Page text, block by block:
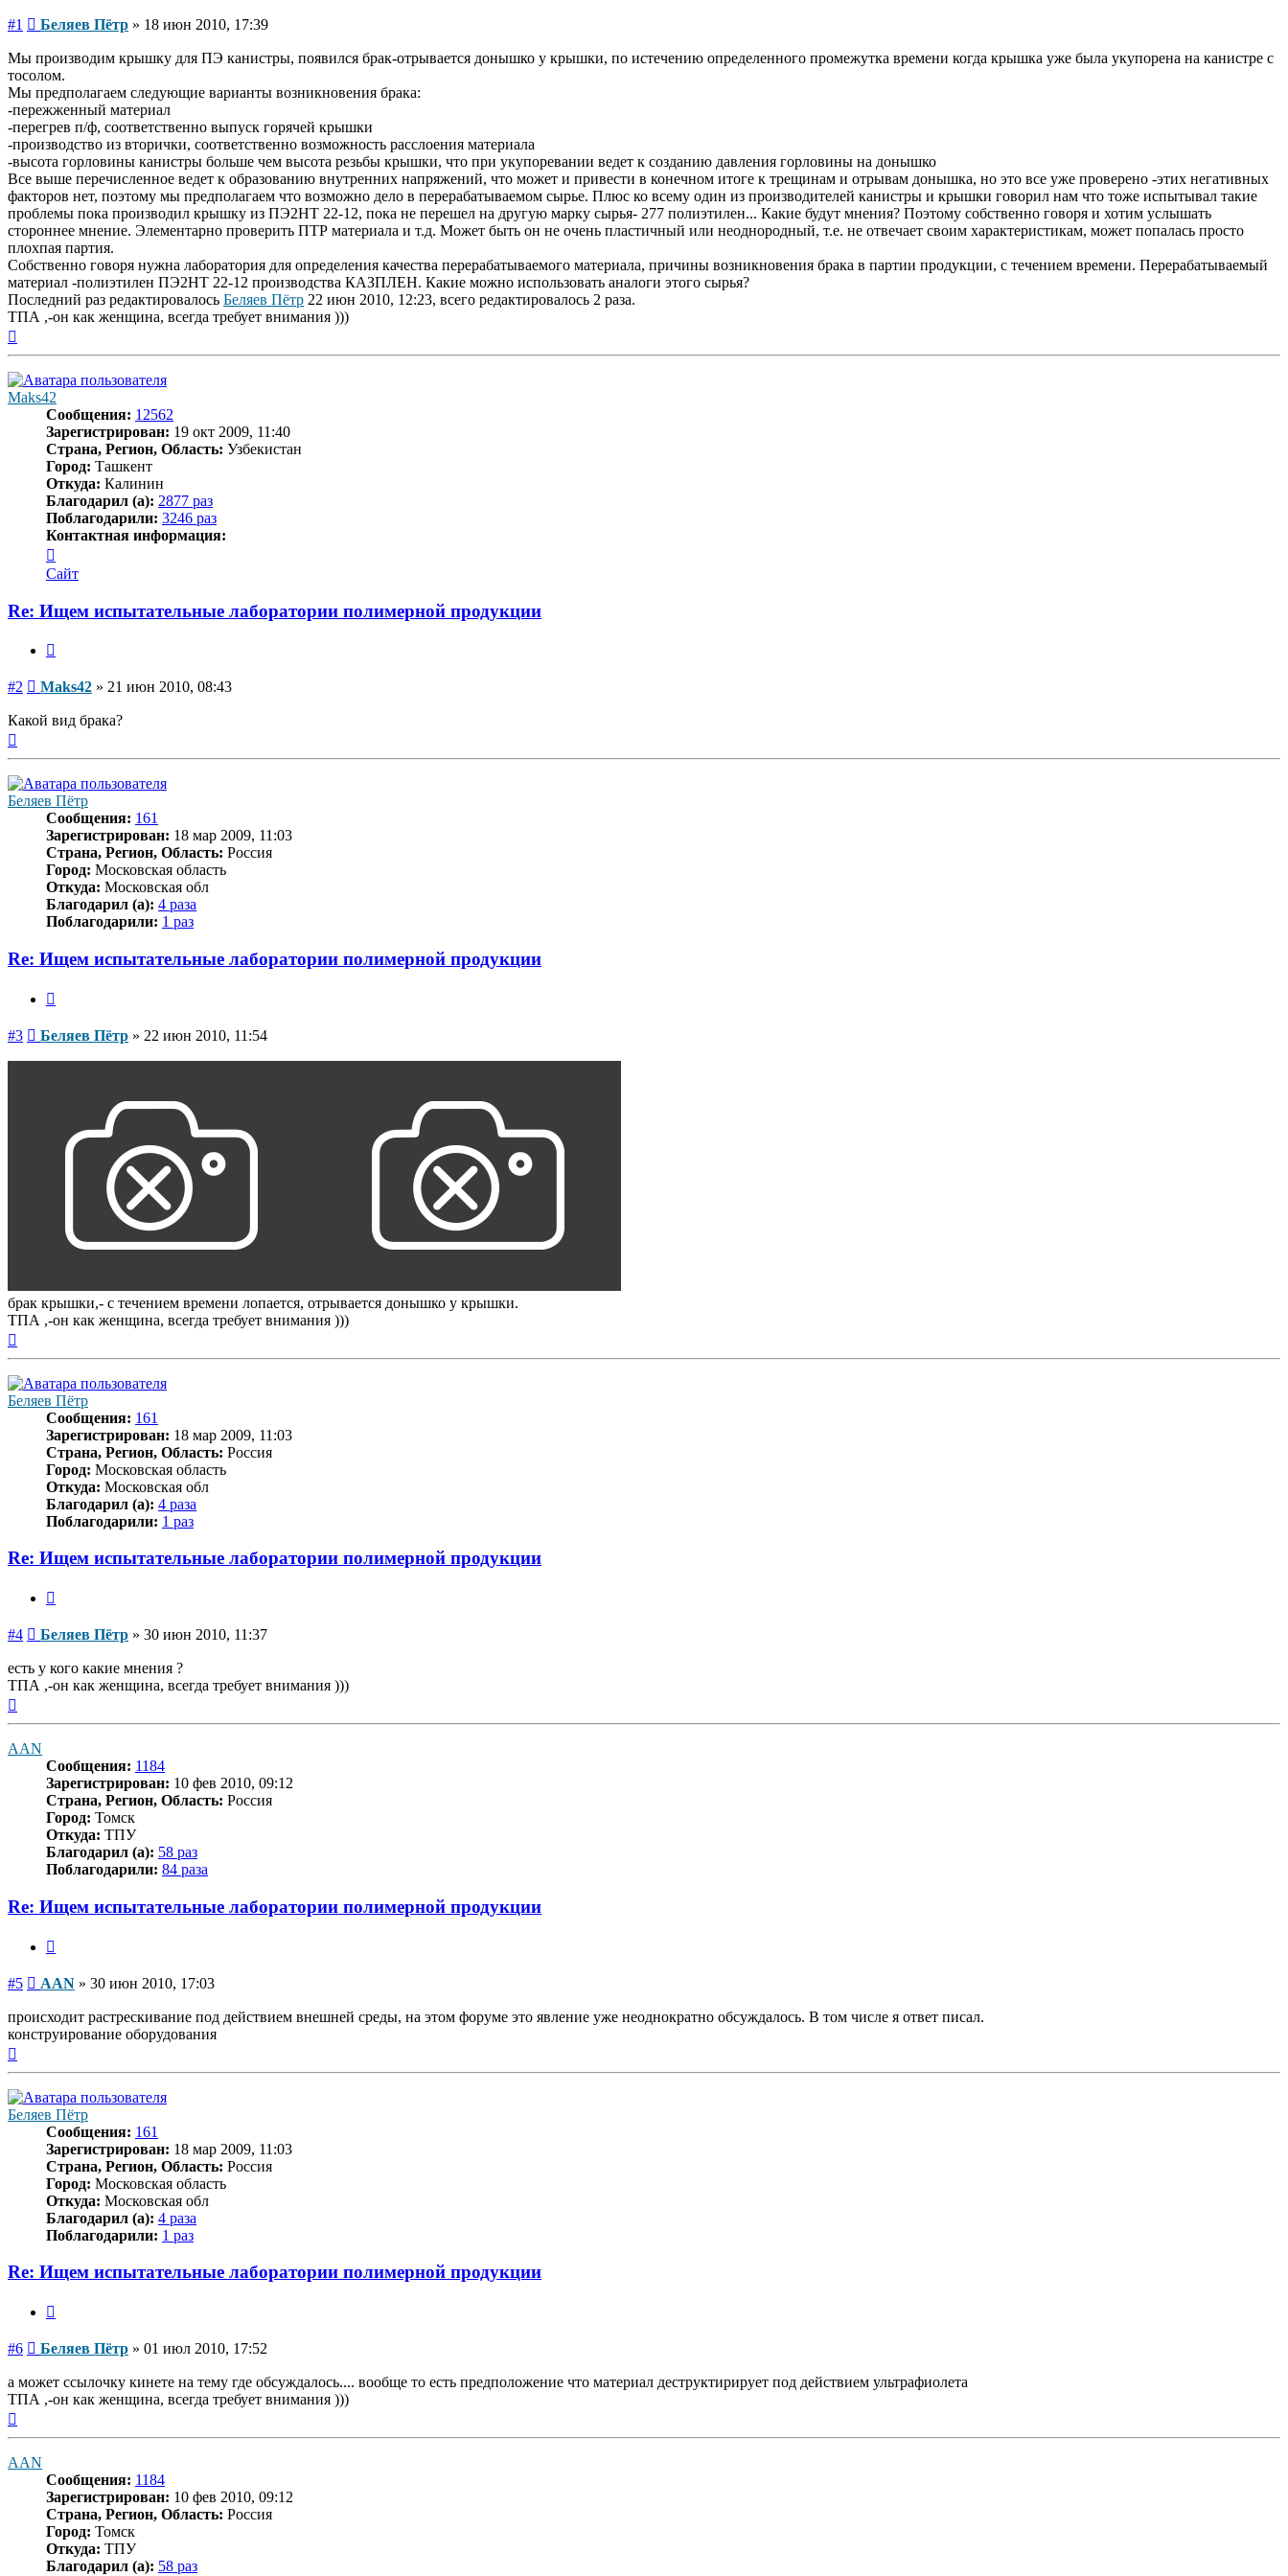
#1 Сообщение
Беляев Пётр » 18 июн 2010, 17:39
Мы производим крышку для ПЭ канистры, появился брак-отрывается донышко у крышки, по истечению определенного промежутка времени когда крышка уже была укупорена на канистре с
тосолом.
Мы предполагаем следующие варианты возникновения брака:
-пережженный материал
-перегрев п/ф, соответственно выпуск горячей крышки
-производство из вторички, соответственно возможность расслоения материала
-высота горловины канистры больше чем высота резьбы крышки, что при укупоревании ведет к созданию давления горловины на донышко
Все выше перечисленное ведет к образованию внутренних напряжений, что может и привести в конечном итоге к трещинам и отрывам донышка, но это все уже проверено -этих негативных
факторов нет, поэтому мы предполагаем что возможно дело в перерабатываемом сырье. Плюс ко всему один из производителей канистры и крышки говорил нам что тоже испытывал такие
проблемы пока производил крышку из ПЭ2НТ 22-12, пока не перешел на другую марку сырья- 277 полиэтилен... Какие будут мнения? Поэтому собственно говоря и хотим услышать
стороннее мнение. Элементарно проверить ПТР материала и т.д. Может быть он не очень пластичный или неоднородный, т.е. не отвечает своим характеристикам, может попалась просто
плохпая партия.
Собственно говоря нужна лаборатория для определения качества перерабатываемого материала, причины возникновения брака в партии продукции, с течением времени. Перерабатываемый
материал -полиэтилен ПЭ2НТ 22-12 производства КАЗПЛЕН. Какие можно использовать аналоги этого сырья?
Последний раз редактировалось Беляев Пётр 22 июн 2010, 12:23, всего редактировалось 2 раза.
ТПА ,-он как женщина, всегда требует внимания )))
Maks42
Сообщения: 12562
Зарегистрирован: 19 окт 2009, 11:40
Страна, Регион, Область: Узбекистан
Город: Ташкент
Откуда: Калинин
Благодарил (а): 2877 раз
Поблагодарили: 3246 раз
Контактная информация:
информация
пользователя
Сайт
Re: Ищем испытательные лаборатории полимерной продукции
#2 Сообщение
Maks42 » 21 июн 2010, 08:43
Какой вид брака?
Беляев Пётр
Сообщения: 161
Зарегистрирован: 18 мар 2009, 11:03
Страна, Регион, Область: Россия
Город: Московская область
Откуда: Московская обл
Благодарил (а): 4 раза
Поблагодарили: 1 раз
Re: Ищем испытательные лаборатории полимерной продукции
#3 Сообщение
Беляев Пётр » 22 июн 2010, 11:54
брак крышки,- с течением времени лопается, отрывается донышко у крышки.
ТПА ,-он как женщина, всегда требует внимания )))
Беляев Пётр
Сообщения: 161
Зарегистрирован: 18 мар 2009, 11:03
Страна, Регион, Область: Россия
Город: Московская область
Откуда: Московская обл
Благодарил (а): 4 раза
Поблагодарили: 1 раз
Re: Ищем испытательные лаборатории полимерной продукции
#4 Сообщение
Беляев Пётр » 30 июн 2010, 11:37
есть у кого какие мнения ?
ТПА ,-он как женщина, всегда требует внимания )))
AAN
Сообщения: 1184
Зарегистрирован: 10 фев 2010, 09:12
Страна, Регион, Область: Россия
Город: Томск
Откуда: ТПУ
Благодарил (а): 58 раз
Поблагодарили: 84 раза
Re: Ищем испытательные лаборатории полимерной продукции
#5 Сообщение
AAN » 30 июн 2010, 17:03
происходит растрескивание под действием внешней среды, на этом форуме это явление уже неоднократно обсуждалось. В том числе я ответ писал.
конструирование оборудования
Беляев Пётр
Сообщения: 161
Зарегистрирован: 18 мар 2009, 11:03
Страна, Регион, Область: Россия
Город: Московская область
Откуда: Московская обл
Благодарил (а): 4 раза
Поблагодарили: 1 раз
Re: Ищем испытательные лаборатории полимерной продукции
#6 Сообщение
Беляев Пётр » 01 июл 2010, 17:52
а может ссылочку кинете на тему где обсуждалось.... вообще то есть предположение что материал деструктирирует под действием ультрафиолета
ТПА ,-он как женщина, всегда требует внимания )))
AAN
Сообщения: 1184
Зарегистрирован: 10 фев 2010, 09:12
Страна, Регион, Область: Россия
Город: Томск
Откуда: ТПУ
Благодарил (а): 58 раз